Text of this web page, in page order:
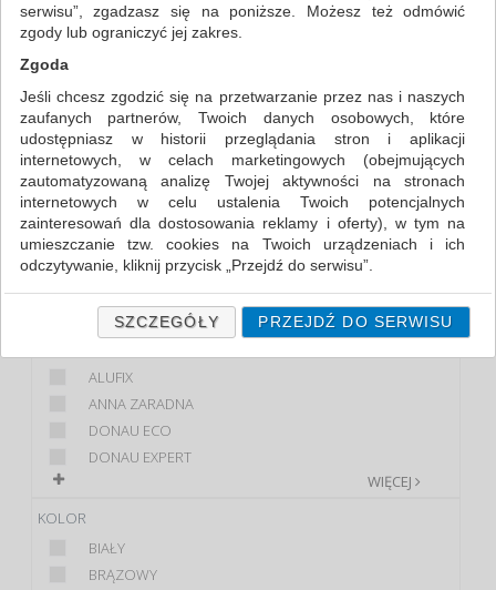
ARTYKUŁY HIGIENICZNE I DOZOWNIKI
WORKI (10)
FILTRY WIĘCEJ
PRODUKT
WOREK NA ŚMIECI
WOREK
WOREK NA ŚMIECI...
WIĘCEJ
Zaznaczono
ALUFIX
ANNA ZARADNA
DONAU ECO
DONAU EXPERT
WIĘCEJ
KOLOR
BIAŁY
BRĄZOWY
serwisu”, zgadzasz się na poniższe. Możesz też odmówić
zgody lub ograniczyć jej zakres.
Zgoda
Jeśli chcesz zgodzić się na przetwarzanie przez nas i naszych
zaufanych partnerów, Twoich danych osobowych, które
udostępniasz w historii przeglądania stron i aplikacji
internetowych, w celach marketingowych (obejmujących
zautomatyzowaną analizę Twojej aktywności na stronach
internetowych w celu ustalenia Twoich potencjalnych
zainteresowań dla dostosowania reklamy i oferty), w tym na
umieszczanie tzw. cookies na Twoich urządzeniach i ich
odczytywanie, kliknij przycisk „Przejdź do serwisu”.
Jeśli nie chcesz wyrazić zgody lub ograniczyć jej zakres, kliknij
„Szczegóły”, gdzie znajdziesz wszelkie informacje o tym jak to
zrobić . Te same informacje znajdziesz także na podstronie z
naszą polityką prywatności obowiązującą od 25 maja 2018.
wcześniejsza zgoda której udzieliliście podczas zakładania
konta. Każda Państwa zgoda jest dobrowolna i można ją w
dowolnym momencie wycofać.
Polityka prywatności (rozwiń)
Klauzula Informacyjna (rozwiń)
Lista Zaufanych Partnerów (rozwiń)
SZCZEGÓŁY PRZEJDŹ DO SERWISU